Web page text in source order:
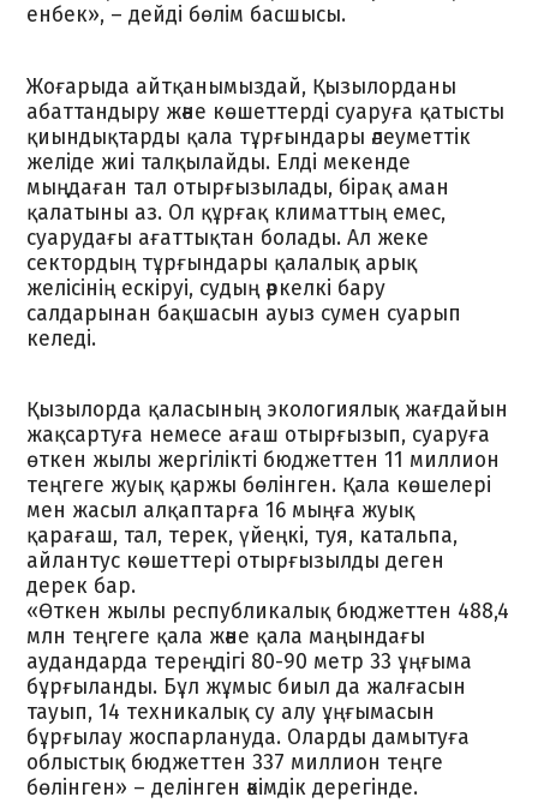
енбек», – дейді бөлім басшысы.
Жоғарыда айтқанымыздай, Қызылорданы
абаттандыру және көшеттерді суаруға қатысты
қиындықтарды қала тұрғындары әлеуметтік
желіде жиі талқылайды. Елді мекенде
мыңдаған тал отырғызылады, бірақ аман
қалатыны аз. Ол құрғақ климаттың емес,
суарудағы ағаттықтан болады. Ал жеке
сектордың тұрғындары қалалық арық
желісінің ескіруі, судың әркелкі бару
салдарынан бақшасын ауыз сумен суарып
келеді.
Қызылорда қаласының экологиялық жағдайын
жақсартуға немесе ағаш отырғызып, суаруға
өткен жылы жергілікті бюджеттен 11 миллион
теңгеге жуық қаржы бөлінген. Қала көшелері
мен жасыл алқаптарға 16 мыңға жуық
қарағаш, тал, терек, үйеңкі, туя, катальпа,
айлантус көшеттері отырғызылды деген
дерек бар.
«Өткен жылы республикалық бюджеттен 488,4
млн теңгеге қала және қала маңындағы
аудандарда тереңдігі 80-90 метр 33 ұңғыма
бұрғыланды. Бұл жұмыс биыл да жалғасын
тауып, 14 техникалық су алу ұңғымасын
бұрғылау жоспарлануда. Оларды дамытуға
облыстық бюджеттен 337 миллион теңге
бөлінген» – делінген әкімдік дерегінде.